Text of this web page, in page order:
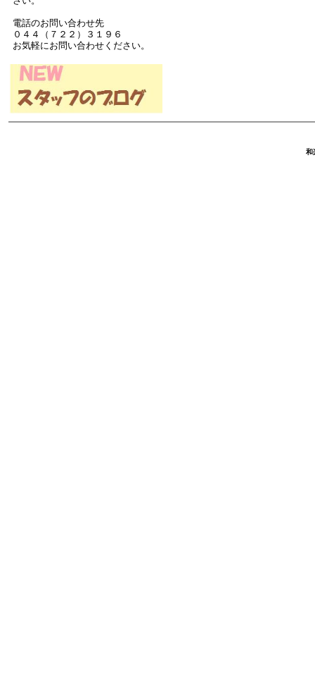
電話のお問い合わせ先
０４４（７２２）３１９６
お気軽にお問い合わせください。
和